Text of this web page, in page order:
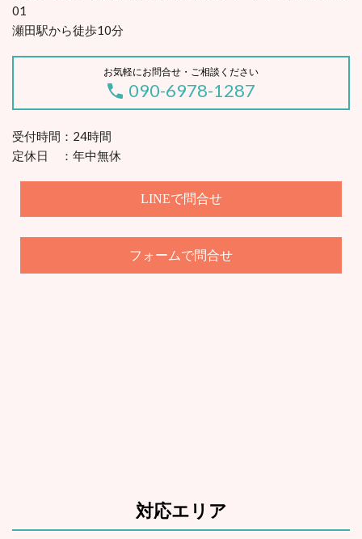
01
瀬田駅から徒歩10分
お気軽にお問合せ・ご相談ください
090-6978-1287
受付時間：24時間
定休日 ：年中無休
LINEで問合せ
フォームで問合せ
対応エリア